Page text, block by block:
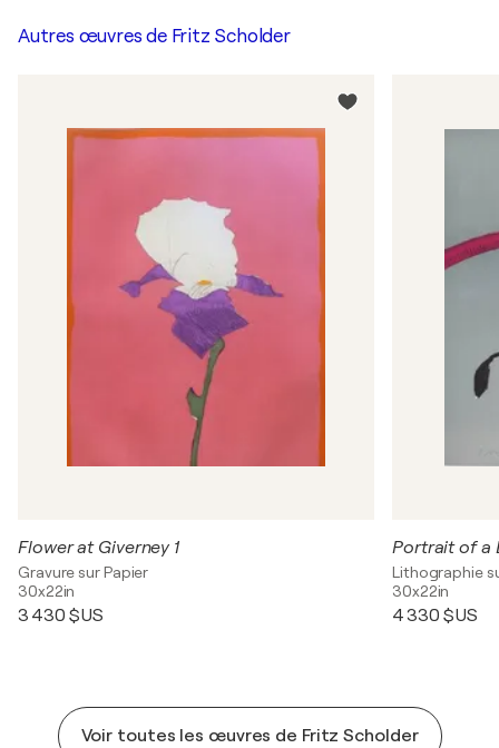
Autres œuvres de Fritz Scholder
Flower at Giverney 1
Gravure sur Papier
30x22in
3 430 $US
Portrait of a
Lithographie
30x22in
4 330 $US
Voir toutes les œuvres de Fritz Scholder